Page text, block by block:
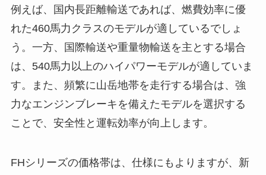
例えば、国内長距離輸送であれば、燃費効率に優
れた460馬力クラスのモデルが適しているでしょ
う。一方、国際輸送や重量物輸送を主とする場合
は、540馬力以上のハイパワーモデルが適していま
す。また、頻繁に山岳地帯を走行する場合は、強
力なエンジンブレーキを備えたモデルを選択する
ことで、安全性と運転効率が向上します。
FHシリーズの価格帯は、仕様にもよりますが、新